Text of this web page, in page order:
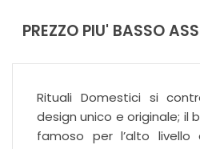
PREZZO PIU' BASSO
Rituali Domestici si
design unico e originale; il
famoso per l’alto livello